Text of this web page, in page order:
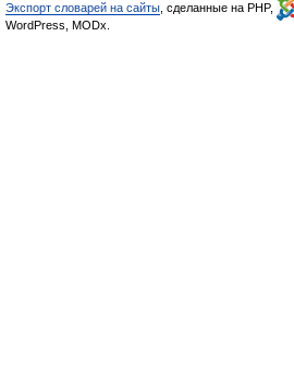
Экспорт словарей на сайты , сделанные на PHP,
WordPress, MODx.